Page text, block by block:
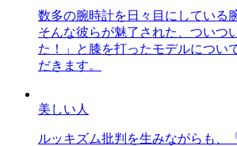
数多の腕時計を日々目にしている
そんな彼らが魅了された、ついつ
た！」と膝を打ったモデルについ
だきます。
美しい人
ルッキズム批判を生みながらも、